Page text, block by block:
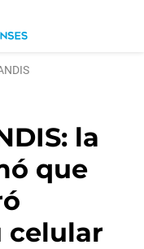
la
que
celular